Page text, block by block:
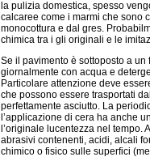
la pulizia domestica, spesso
calcaree come i marmi che sono
monocottura e dal gres.
chimica tra i gli originali e le
Se il pavimento è sottoposto a
giornalmente con acqua e
Particolare attenzione deve
che possono essere trasportati
perfettamente asciutto. La
l’applicazione di cera ha anche
l’originale lucentezza nel
abrasivi contenenti, acidi, alcali
chimico o fisico sulle superfici